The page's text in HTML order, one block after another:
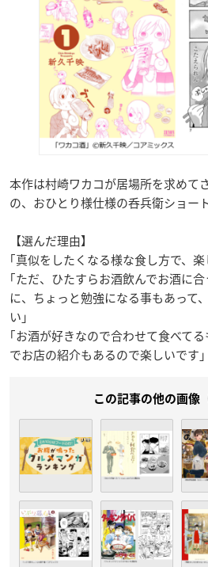
本作は村崎ワカコが居場所を求めて
の、おひとり様仕様の呑兵衛ショー
【選んだ理由】
｢真似をしたくなる様な食し方で、
｢ただ、ひたすらお酒飲んでお酒に
に、ちょっと勉強になる事もあって
い｣
｢お酒が好きなので合わせて食べて
でお店の紹介もあるので楽しいです｣
この記事の他の画像